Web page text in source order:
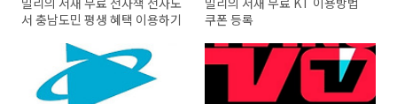
서 충남도민 평생 혜택 이용하기
쿠폰 등록